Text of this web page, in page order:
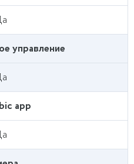
управление
app